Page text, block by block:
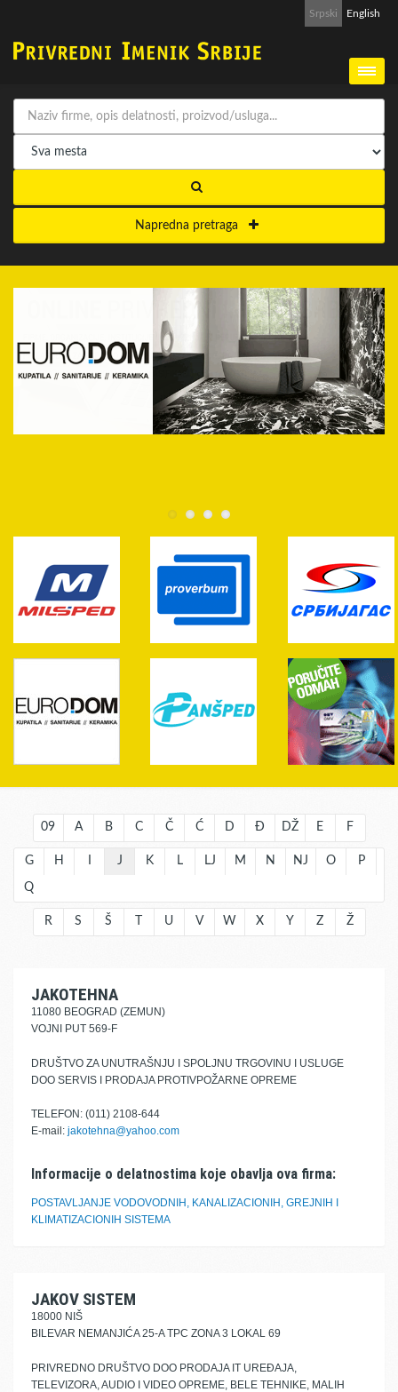
Srpski English
Napredna pretraga
09 A B C Č Ć D Đ DŽ E F
G H J K L LJ M N NJ O P
Q
R S Š U V W X Y Z Ž
JAKOTEHNA
11080 BEOGRAD (ZEMUN)
VOJNI PUT 569-F
DRUŠTVO ZA UNUTRAŠNJU I SPOLJNU TRGOVINU I USLUGE
DOO SERVIS I PRODAJA PROTIVPOŽARNE OPREME
TELEFON: (011) 2108-644
E-mail: jakotehna@yahoo.com
Informacije o delatnostima koje obavlja ova firma:
POSTAVLJANJE VODOVODNIH, KANALIZACIONIH, GREJNIH I
KLIMATIZACIONIH SISTEMA
JAKOV SISTEM
18000 NIŠ
BILEVAR NEMANJIĆA 25-A TPC ZONA 3 LOKAL 69
PRIVREDNO DRUŠTVO DOO PRODAJA IT UREĐAJA,
TELEVIZORA, AUDIO I VIDEO OPREME, BELE TEHNIKE, MALIH